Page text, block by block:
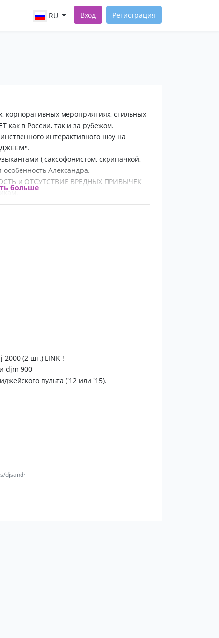
RU Вход Регистрация
корпоративных мероприятиях, стильных
как в России, так и за рубежом.
интерактивного шоу на
( саксофонистом, скрипачкой,
Александра.
и ОТСУТСТВИЕ ВРЕДНЫХ ПРИВЫЧЕК
музыке "БЕЗ КРАЙНОСТЕЙ" (без шансона
от РЕТРО до LOUNGE и DEEP
больше
(2 шт.) LINK !
djm 900
пульта ('12 или '15).
djsandr